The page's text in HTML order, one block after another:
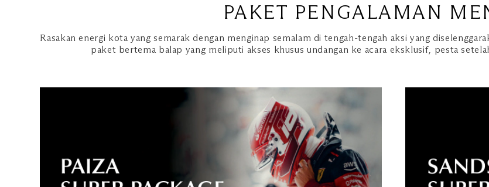
PAKET PENGALAMAN
Rasakan energi kota yang semarak dengan menginap semalam di tengah-tengah aksi yang
paket bertema balap yang meliputi akses khusus undangan ke acara eksklusif, pesta